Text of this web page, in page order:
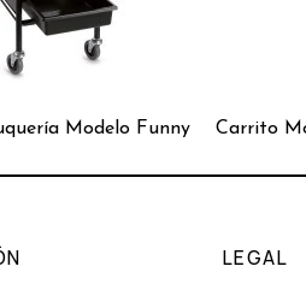
Modelo Funny Carrito
LEGAL